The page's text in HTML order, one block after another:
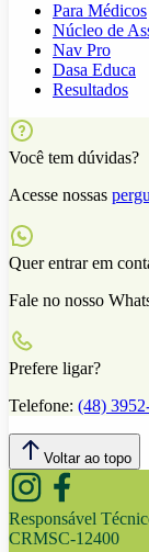
Para Médicos
Núcleo de
Nav Pro
Dasa Educa
Resultados
Você tem dúvidas?
Acesse nossas
Quer entrar em
Fale no nosso
Prefere ligar?
Telefone: (48)
Voltar ao topo
Responsável
CRMSC-12400